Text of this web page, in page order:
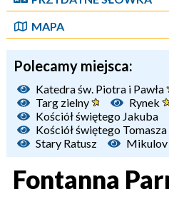
MAPA
Polecamy miejsca:
Katedra św. Piotra i Pawła
Targ zielny
Rynek
Kościół świętego Jakuba
Kościół świętego Tomasza
Stary Ratusz
Mikulov
Fontanna